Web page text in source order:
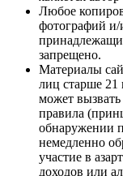
Любое
фотографий и/
запрещено.
Материалы
лиц старше 21
может
правила
обнаружении
немедленно
участие в
доходов или